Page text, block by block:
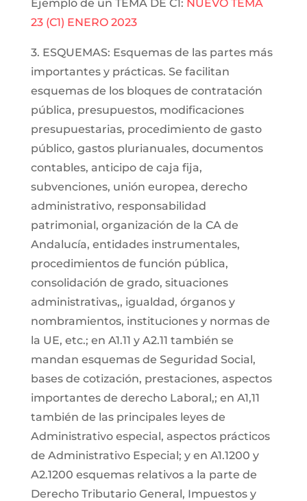
Ejemplo de un TEMA DE C1: NUEVO TEMA
23 (C1) ENERO 2023
3. ESQUEMAS: Esquemas de las partes más
importantes y prácticas. Se facilitan
esquemas de los bloques de contratación
pública, presupuestos, modificaciones
presupuestarias, procedimiento de gasto
público, gastos plurianuales, documentos
contables, anticipo de caja fija,
subvenciones, unión europea, derecho
administrativo, responsabilidad
patrimonial, organización de la CA de
Andalucía, entidades instrumentales,
procedimientos de función pública,
consolidación de grado, situaciones
administrativas,, igualdad, órganos y
nombramientos, instituciones y normas de
la UE, etc.; en A1.11 y A2.11 también se
mandan esquemas de Seguridad Social,
bases de cotización, prestaciones, aspectos
importantes de derecho Laboral,; en A1,11
también de las principales leyes de
Administrativo especial, aspectos prácticos
de Administrativo Especial; y en A1.1200 y
A2.1200 esquemas relativos a la parte de
Derecho Tributario General, Impuestos y